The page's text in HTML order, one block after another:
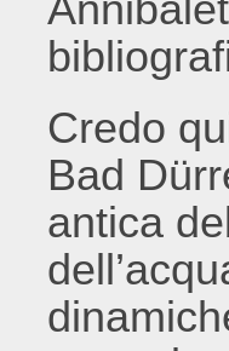
Credo
Bad
antica